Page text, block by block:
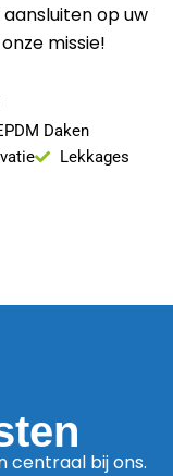
op uw
missie!
Daken
Lekkages
centraal bij ons.